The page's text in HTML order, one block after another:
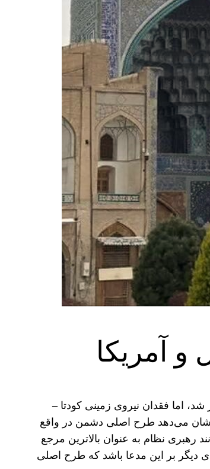
و آمریکا
آغاز شد، اما فقدان نیروی زمینی کودتا –
نشان می‌دهد طرح اصلی دشمن در واقع
نظام به عنوان بالاترین مرجع
دیگر بر این مدعا باشد که طرح اصلی